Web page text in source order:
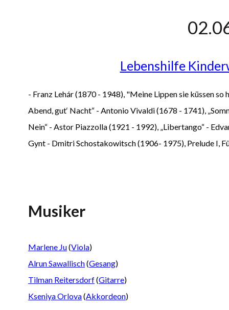
Lebenshilfe
- Franz Lehár (1870 - 1948), "Meine Lippen sie küssen
Abend, gut‘ Nacht“ - Antonio Vivaldi (1678 - 1741),
Nein“ - Astor Piazzolla (1921 - 1992), „Libertango“ -
Gynt - Dmitri Schostakowitsch (1906- 1975), Prelude I,
Musiker
Marlene Ju(Viola)
Alrun Sawallisch(Gesang)
Tilman Reitersdorf(Gitarre)
Kseniya Orlova(Akkordeon)